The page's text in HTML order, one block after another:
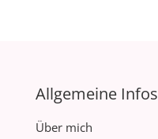
Allgemeine Infos
Über mich